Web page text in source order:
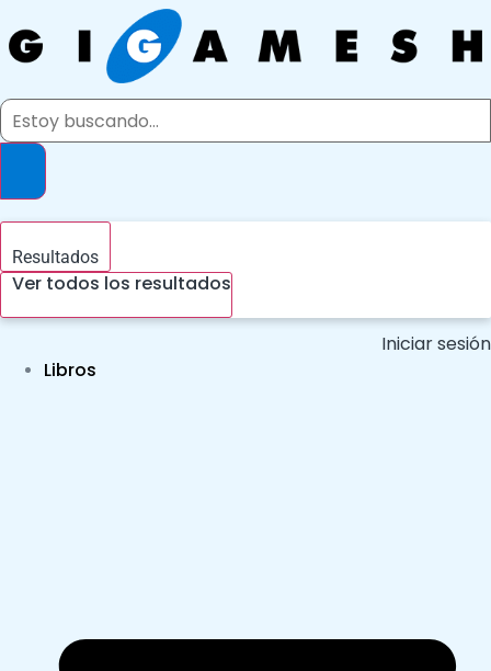
al
contenido
Search
Resultados
Ver todos los resultados
Iniciar sesión
Libros